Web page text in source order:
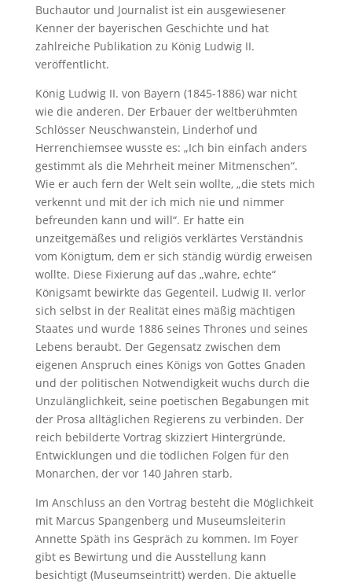
Buchautor und Journalist ist ein ausgewiesener
Kenner der bayerischen Geschichte und hat
zahlreiche Publikation zu König Ludwig II.
veröffentlicht.
König Ludwig II. von Bayern (1845-1886) war nicht
wie die anderen. Der Erbauer der weltberühmten
Schlösser Neuschwanstein, Linderhof und
Herrenchiemsee wusste es: „Ich bin einfach anders
gestimmt als die Mehrheit meiner Mitmenschen“.
Wie er auch fern der Welt sein wollte, „die stets mich
verkennt und mit der ich mich nie und nimmer
befreunden kann und will“. Er hatte ein
unzeitgemäßes und religiös verklärtes Verständnis
vom Königtum, dem er sich ständig würdig erweisen
wollte. Diese Fixierung auf das „wahre, echte“
Königsamt bewirkte das Gegenteil. Ludwig II. verlor
sich selbst in der Realität eines mäßig mächtigen
Staates und wurde 1886 seines Thrones und seines
Lebens beraubt. Der Gegensatz zwischen dem
eigenen Anspruch eines Königs von Gottes Gnaden
und der politischen Notwendigkeit wuchs durch die
Unzulänglichkeit, seine poetischen Begabungen mit
der Prosa alltäglichen Regierens zu verbinden. Der
reich bebilderte Vortrag skizziert Hintergründe,
Entwicklungen und die tödlichen Folgen für den
Monarchen, der vor 140 Jahren starb.
Im Anschluss an den Vortrag besteht die Möglichkeit
mit Marcus Spangenberg und Museumsleiterin
Annette Späth ins Gespräch zu kommen. Im Foyer
gibt es Bewirtung und die Ausstellung kann
besichtigt (Museumseintritt) werden. Die aktuelle